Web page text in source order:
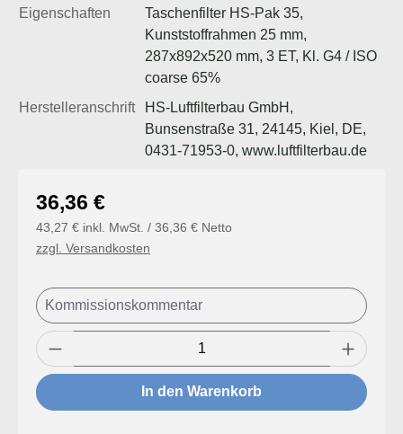
Eigenschaften
Taschenfilter HS-Pak 35,
Kunststoffrahmen 25 mm,
287x892x520 mm, 3 ET, Kl. G4 / ISO
coarse 65%
Herstelleranschrift
HS-Luftfilterbau GmbH,
Bunsenstraße 31, 24145, Kiel, DE,
0431-71953-0, www.luftfilterbau.de
Regulärer Preis:
36,36 €
43,27 € inkl. MwSt. / 36,36 € Netto
zzgl. Versandkosten
Produkt Anzahl: Gib den gewünschten
In den Warenkorb